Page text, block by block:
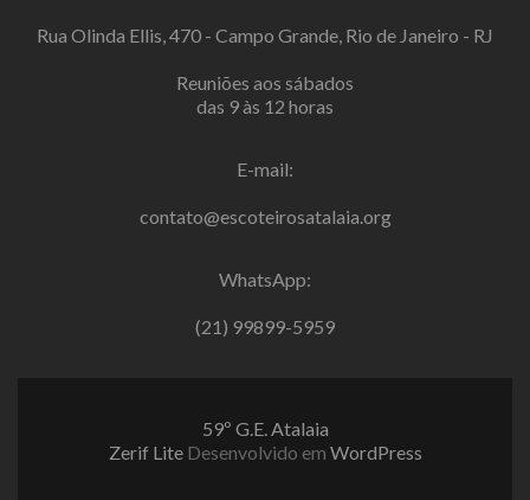
Rua Olinda Ellis, 470 - Campo Grande, Rio de Janeiro - RJ
Reuniões aos sábados
das 9 às 12 horas
E-mail:
contato@escoteirosatalaia.org
WhatsApp:
(21) 99899-5959
59º G.E. Atalaia
Zerif Lite Desenvolvido em WordPress